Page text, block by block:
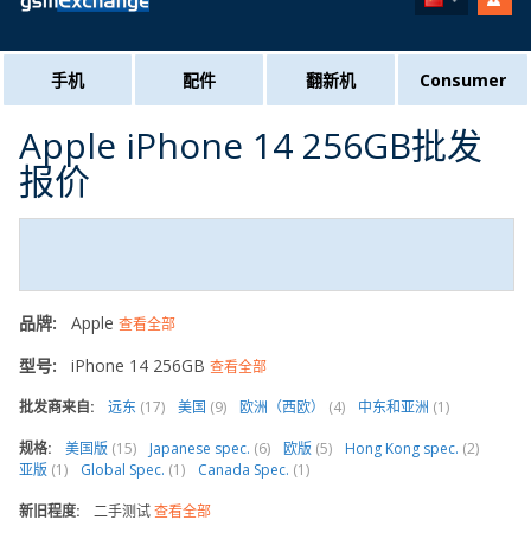
手机 配件 翻新机 Consumer
Apple iPhone 14 256GB批发
报价
品牌: Apple 查看全部
型号: iPhone 14 256GB 查看全部
批发商来自:
远东 (17) 美国 (9) 欧洲（西欧） (4) 中东和亚洲 (1)
规格: 美国版 (15) Japanese spec. (6) 欧版 (5) Hong Kong spec. (2)
亚版 (1) Global Spec. (1) Canada Spec. (1)
新旧程度: 二手测试查看全部